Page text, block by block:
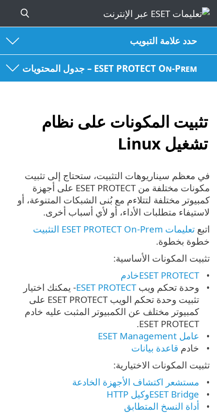
حدد علامة التبويب
ESET PROTECT On-Prem – جدول المحتويات
تثبيت المكونات على نظام
تشغيل Linux
في معظم سيناريوهات التثبيت، ستحتاج إلى تثبيت
مكونات مختلفة من ‎ESET PROTECT على أجهزة
كمبيوتر مختلفة لتتلاءم مع بُنى الشبكات المتنوعة، أو
لاستيفاء متطلبات الأداء، أو لأي أسباب أخرى.
اتبع تعليمات ESET PROTECT On-Prem التثبيت
خطوة بخطوة.
تثبيت المكونات الأساسية:
ESET PROTECTخادم
وحدة تحكم ويبESET PROTECT
- يمكنك اختيار
تثبيت وحدة تحكم الويب ESET PROTECT على
كمبيوتر مختلف عن الكمبيوتر المثبت عليه خادم
ESET PROTECT.
عامل ESET Management
خادم ‎ قاعدة بيانات
تثبيت المكونات الاختيارية:
مستشعر اكتشاف الأجهزة الخادعة
ESET Bridgeوكيل HTTP
أداة النسخ المتطابق